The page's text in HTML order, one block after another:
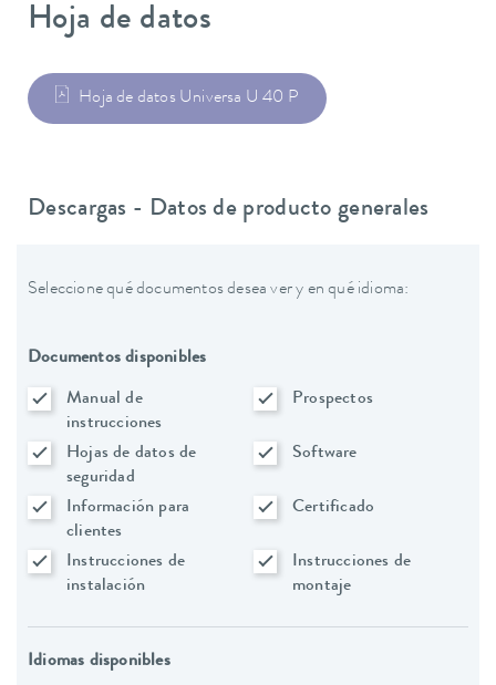
Hoja de datos
Hoja de datos Universa U 40 P
Descargas - Datos de producto generales
Seleccione qué documentos desea ver y en qué idioma:
Documentos disponibles
Manual de
instrucciones
Prospectos
Hojas de datos de
seguridad
Software
Información para
clientes
Certificado
Instrucciones de
instalación
Instrucciones de
montaje
Idiomas disponibles